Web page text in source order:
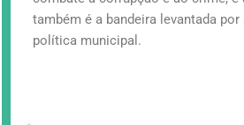
também é a bandeira levantada por
política municipal.